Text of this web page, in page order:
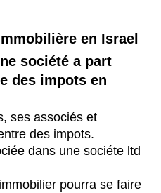
en Israel
société a part
des impots en
ses associés et
des impots.
dans une sociéte ltd
pourra se faire